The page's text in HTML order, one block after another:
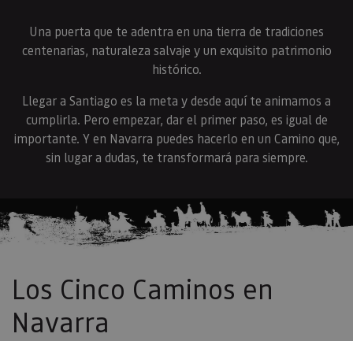
Una puerta que te adentra en una tierra de tradiciones
centenarias, naturaleza salvaje y un exquisito patrimonio
histórico.
Llegar a Santiago es la meta y desde aquí te animamos a
cumplirla. Pero empezar, dar el primer paso, es igual de
importante. Y en Navarra puedes hacerlo en un Camino que,
sin lugar a dudas, te transformará para siempre.
Los Cinco Caminos en
Navarra